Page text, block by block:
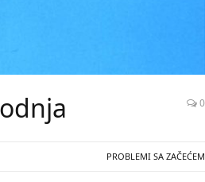
0
PROBLEMI SA ZAČEĆEM